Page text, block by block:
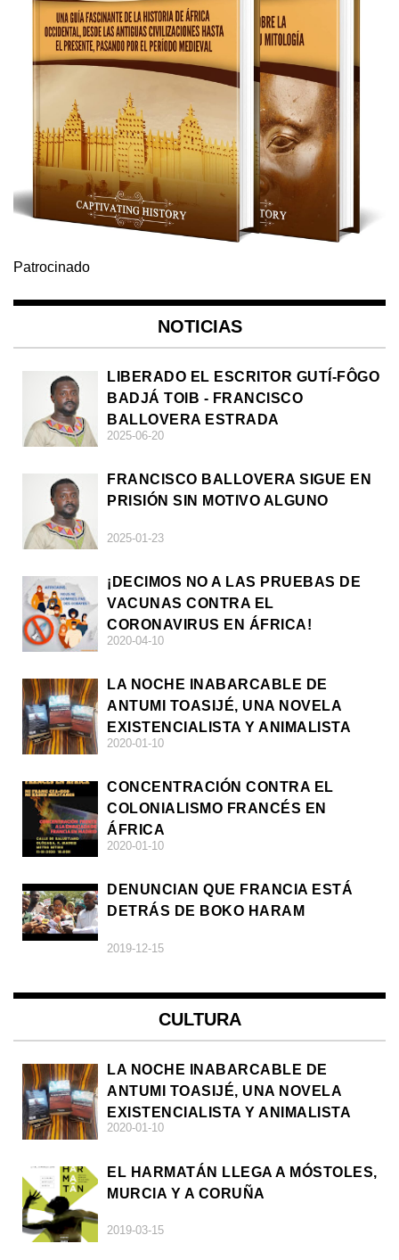
Patrocinado
NOTICIAS
LIBERADO EL ESCRITOR GUTÍ-FÔGO
BADJÁ TOIB - FRANCISCO
BALLOVERA ESTRADA
2025-06-20
FRANCISCO BALLOVERA SIGUE EN
PRISIÓN SIN MOTIVO ALGUNO
2025-01-23
¡DECIMOS NO A LAS PRUEBAS DE
VACUNAS CONTRA EL
CORONAVIRUS EN ÁFRICA!
2020-04-10
LA NOCHE INABARCABLE DE
ANTUMI TOASIJÉ, UNA NOVELA
EXISTENCIALISTA Y ANIMALISTA
2020-01-10
CONCENTRACIÓN CONTRA EL
COLONIALISMO FRANCÉS EN
ÁFRICA
2020-01-10
DENUNCIAN QUE FRANCIA ESTÁ
DETRÁS DE BOKO HARAM
2019-12-15
CULTURA
LA NOCHE INABARCABLE DE
ANTUMI TOASIJÉ, UNA NOVELA
EXISTENCIALISTA Y ANIMALISTA
2020-01-10
EL HARMATÁN LLEGA A MÓSTOLES,
MURCIA Y A CORUÑA
2019-03-15